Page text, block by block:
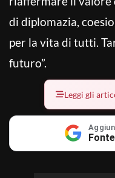
di diplomazia,
per la vita di tutti.
futuro”.
Leggi gli